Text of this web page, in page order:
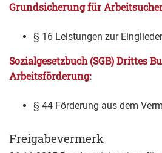
Grundsicherung für
§ 16 Leistungen zur
Sozialgesetzbuch (SGB) Drittes
Arbeitsförderung:
§ 44 Förderung aus dem
Freigabevermerk